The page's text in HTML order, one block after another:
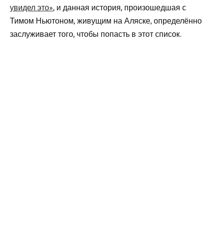
увидел это», и данная история, произошедшая с
Тимом Ньютоном, живущим на Аляске, определённо
заслуживает того, чтобы попасть в этот список.